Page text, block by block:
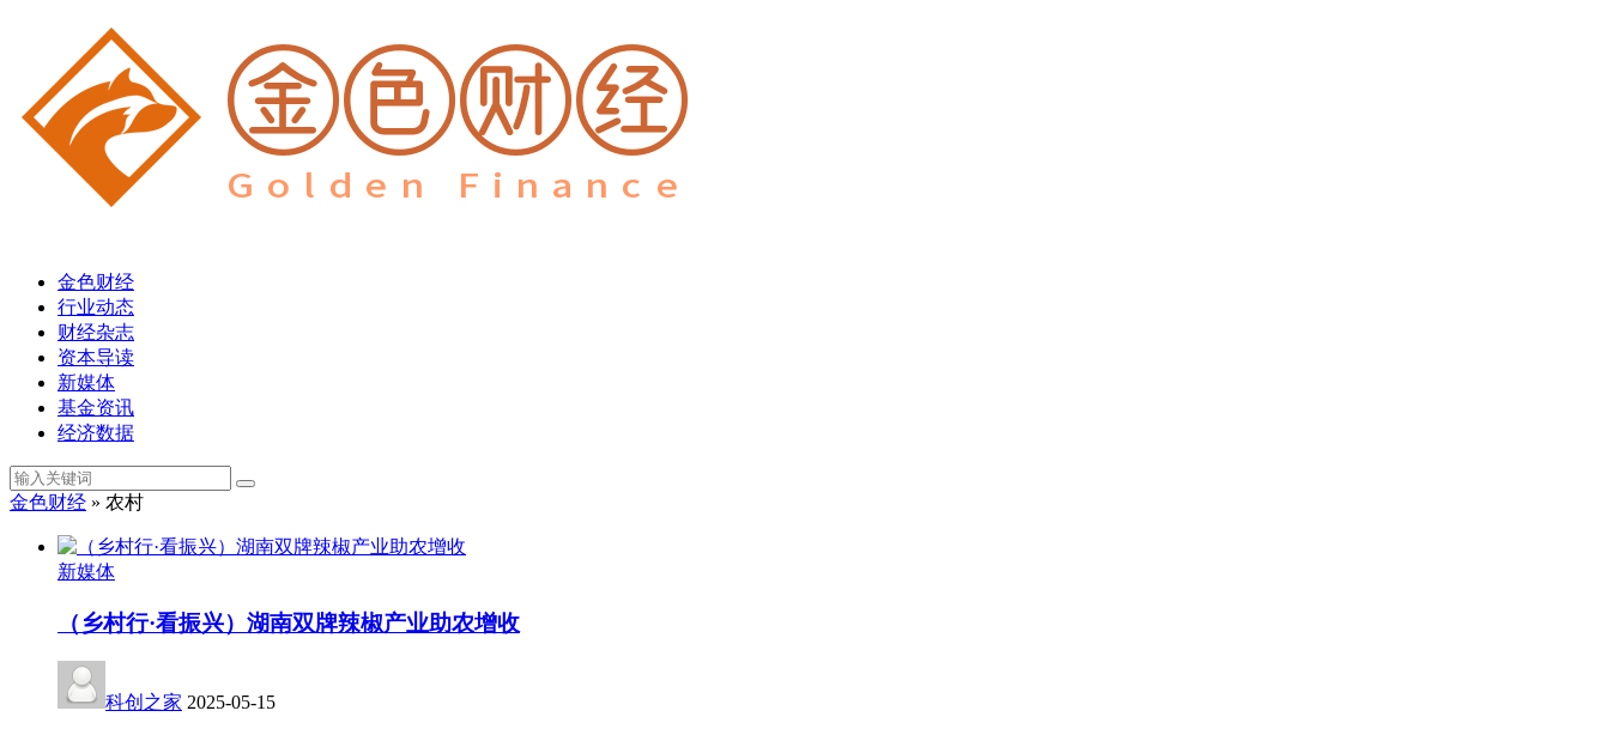
金色财经
行业动态
财经杂志
资本导读
新媒体
基金资讯
经济数据
金色财经 » 农村
新媒体
（乡村行·看振兴）湖南双牌辣椒产业助农增收
科创之家 2025-05-15